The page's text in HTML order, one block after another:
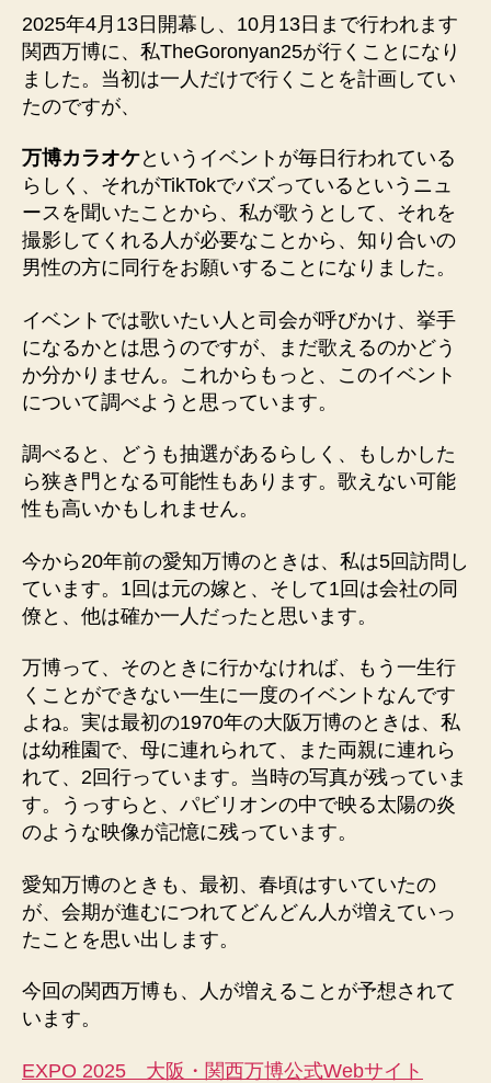
ケ
ッ
ト
予
ビ
リ
オ
ン
予
約
の
2025年4月13日開幕し、10月13日まで行われます
関西万博に、私TheGoronyan25が行くことになり
ました。当初は一人だけで行くことを計画してい
たのですが、
万博カラオケというイベントが毎日行われている
らしく、それがTikTokでバズっているというニュ
ースを聞いたことから、私が歌うとして、それを
撮影してくれる人が必要なことから、知り合いの
男性の方に同行をお願いすることになりました。
イベントでは歌いたい人と司会が呼びかけ、挙手
になるかとは思うのですが、まだ歌えるのかどう
か分かりません。これからもっと、このイベント
について調べようと思っています。
調べると、どうも抽選があるらしく、もしかした
ら狭き門となる可能性もあります。歌えない可能
性も高いかもしれません。
今から20年前の愛知万博のときは、私は5回訪問し
ています。1回は元の嫁と、そして1回は会社の同
僚と、他は確か一人だったと思います。
万博って、そのときに行かなければ、もう一生行
くことができない一生に一度のイベントなんです
よね。実は最初の1970年の大阪万博のときは、私
は幼稚園で、母に連れられて、また両親に連れら
れて、2回行っています。当時の写真が残っていま
す。うっすらと、パビリオンの中で映る太陽の炎
のような映像が記憶に残っています。
愛知万博のときも、最初、春頃はすいていたの
が、会期が進むにつれてどんどん人が増えていっ
たことを思い出します。
今回の関西万博も、人が増えることが予想されて
います。
EXPO 2025 大阪・関西万博公式Webサイト